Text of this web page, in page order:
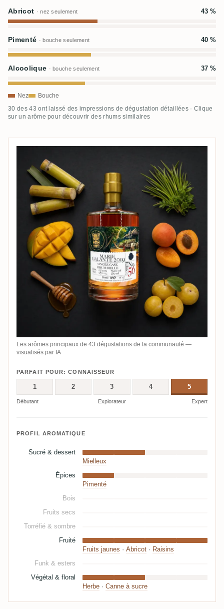
Abricot · nez seulement 43 %
Pimenté · bouche seulement 40 %
Alcoolique · bouche seulement 37 %
Nez Bouche
30 des 43 ont laissé des impressions de dégustation détaillées · Clique
sur un arôme pour découvrir des rhums similaires
Les arômes principaux de 43 dégustations de la communauté —
visualisés par IA
PARFAIT POUR: CONNAISSEUR
1 2 3 4 5
Débutant Explorateur Expert
PROFIL AROMATIQUE
Sucré & dessert
Mielleux
Épices
Pimenté
Bois
Fruits secs
Torréfié & sombre
Fruité
Fruits jaunes · Abricot · Raisins
Funk & esters
Végétal & floral
Herbe · Canne à sucre